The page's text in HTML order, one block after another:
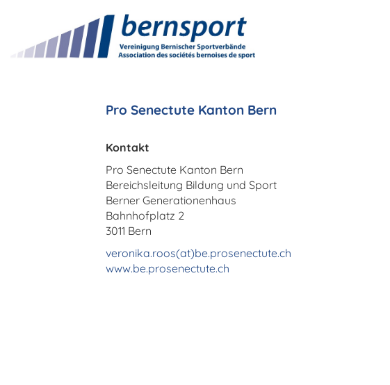
Pro Senectute Kanton Bern
Kontakt
Pro Senectute Kanton Bern
Bereichsleitung Bildung und Sport
Berner Generationenhaus
Bahnhofplatz 2
3011 Bern
veronika.roos(at)be.prosenectute.ch
www.be.prosenectute.ch